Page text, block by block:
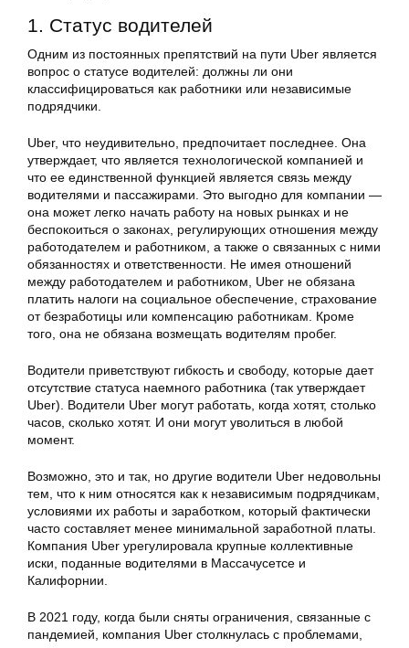
1. Статус водителей
Одним из постоянных препятствий на пути Uber является
вопрос о статусе водителей: должны ли они
классифицироваться как работники или независимые
подрядчики.
Uber, что неудивительно, предпочитает последнее. Она
утверждает, что является технологической компанией и
что ее единственной функцией является связь между
водителями и пассажирами. Это выгодно для компании —
она может легко начать работу на новых рынках и не
беспокоиться о законах, регулирующих отношения между
работодателем и работником, а также о связанных с ними
обязанностях и ответственности. Не имея отношений
между работодателем и работником, Uber не обязана
платить налоги на социальное обеспечение, страхование
от безработицы или компенсацию работникам. Кроме
того, она не обязана возмещать водителям пробег.
Водители приветствуют гибкость и свободу, которые дает
отсутствие статуса наемного работника (так утверждает
Uber). Водители Uber могут работать, когда хотят, столько
часов, сколько хотят. И они могут уволиться в любой
момент.
Возможно, это и так, но другие водители Uber недовольны
тем, что к ним относятся как к независимым подрядчикам,
условиями их работы и заработком, который фактически
часто составляет менее минимальной заработной платы.
Компания Uber урегулировала крупные коллективные
иски, поданные водителями в Массачусетсе и
Калифорнии.
В 2021 году, когда были сняты ограничения, связанные с
пандемией, компания Uber столкнулась с проблемами,